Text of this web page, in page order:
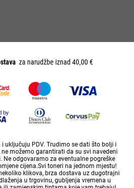
za narudžbe iznad 40,00 €
i uključuju PDV. Trudimo se dati što bolji i
možemo garantirati da su svi navedeni
odgovaramo za eventualne pogreške
cijena.Svi toneri na jednom mjestu!
klikova, brza dostava uz dugotrajni
u trgovinu, gubljenja vremena u